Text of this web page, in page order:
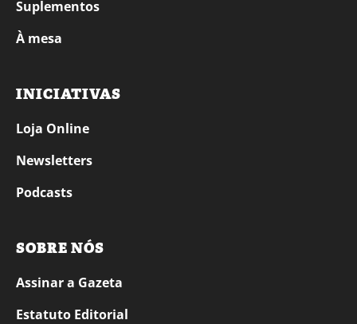
Suplementos
À mesa
INICIATIVAS
Loja Online
Newsletters
Podcasts
SOBRE NÓS
Assinar a Gazeta
Estatuto Editorial